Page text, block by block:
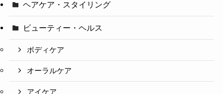
ヘアケア・スタイリング
ビューティー・ヘルス
ボディケア
オーラルケア
アイケア